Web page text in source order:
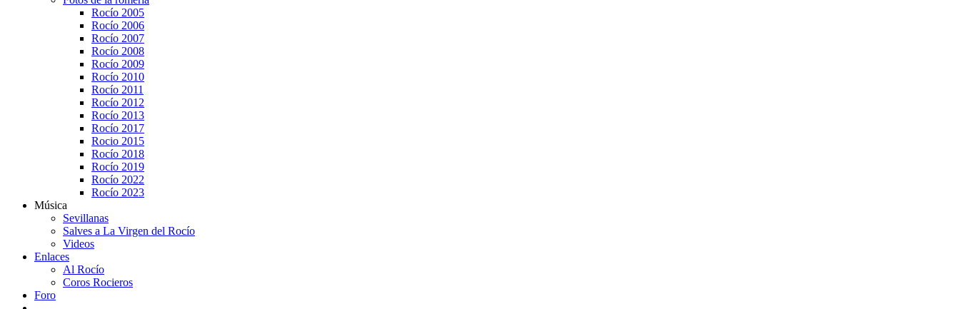
Rocío 2005
Rocío 2006
Rocío 2007
Rocío 2008
Rocío 2009
Rocío 2010
Rocío 2011
Rocío 2012
Rocío 2013
Rocío 2017
Rocio 2015
Rocío 2018
Rocío 2019
Rocío 2022
Rocío 2023
Música
Sevillanas
Salves a La Virgen del Rocío
Videos
Enlaces
Al Rocío
Coros Rocieros
Foro